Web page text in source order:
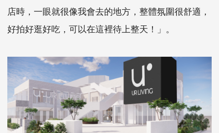
店時，一眼就很像我會去的地方，整體氛圍很舒適，
好拍好逛好吃，可以在這裡待上整天！」。